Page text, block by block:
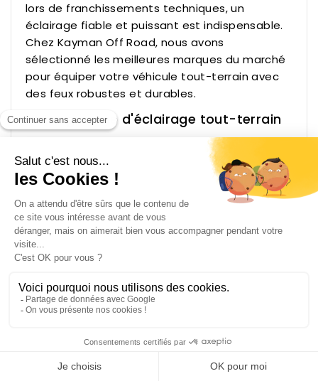
lors de franchissements techniques, un
éclairage fiable et puissant est indispensable.
Chez Kayman Off Road, nous avons
sélectionné les meilleures marques du marché
pour équiper votre véhicule tout-terrain avec
des feux robustes et durables.
Notre gamme d'éclairage tout-terrain
: phares LED 7 pouces,
optiques rectangulaires, adaptateurs pour
montage sur Defender, Suzuki Samurai, Jeep
Eclairage arrière: feux stop, feux de
position, feux de recul pour Nissan Patrol
Y60/Y61, Toyota Hilux, Toyota Séries 7 et
Suzuki Samurai.
Eclairage additionnel
: barres LED,
projecteurs longue portée et canons
lumineux pour une visibilité maximale hors
Eclairage intérieur: solutions LED pour
l'habitacle de votre 4x4.